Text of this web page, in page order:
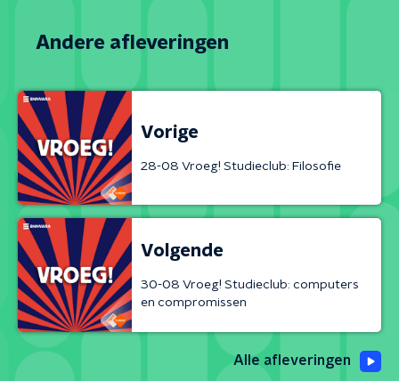
Andere afleveringen
Vorige
28-08 Vroeg! Studieclub: Filosofie
Volgende
30-08 Vroeg! Studieclub: computers
en compromissen
Alle afleveringen